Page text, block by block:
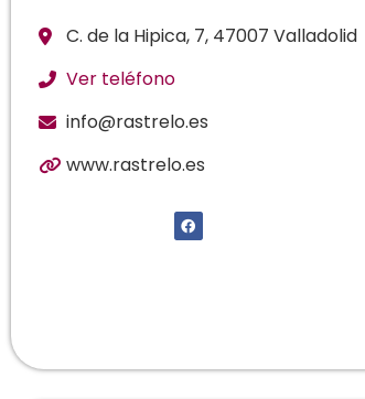
C. de la Hipica, 7, 47007 Valladolid
Ver teléfono
info@rastrelo.es
www.rastrelo.es